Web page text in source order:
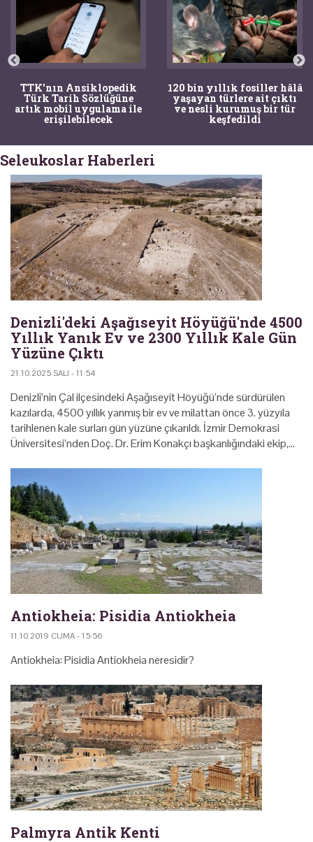
TTK'nın Ansiklopedik
Türk Tarih Sözlüğüne
artık mobil uygulama ile
erişilebilecek
120 bin yıllık fosiller hâlâ
yaşayan türlere ait çıktı
ve nesli kurumuş bir tür
keşfedildi
Seleukoslar Haberleri
Denizli'deki Aşağıseyit Höyüğü'nde 4500
Yıllık Yanık Ev ve 2300 Yıllık Kale Gün
Yüzüne Çıktı
21.10.2025 SALI - 11:54
Denizli’nin Çal ilçesindeki Aşağıseyit Höyüğü’nde sürdürülen
kazılarda, 4500 yıllık yanmış bir ev ve milattan önce 3. yüzyıla
tarihlenen kale surları gün yüzüne çıkarıldı. İzmir Demokrasi
Üniversitesi’nden Doç. Dr. Erim Konakçı başkanlığındaki ekip,…
Antiokheia: Pisidia Antiokheia
11.10.2019 CUMA - 15:56
Antiokheia: Pisidia Antiokheia neresidir?
Palmyra Antik Kenti